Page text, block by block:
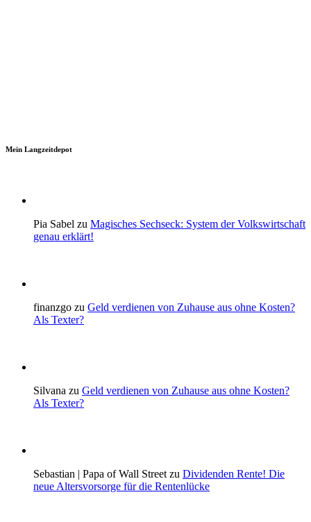
Mein Langzeitdepot
Pia Sabel zu Magisches Sechseck: System der Volkswirtschaft
genau erklärt!
finanzgo zu Geld verdienen von Zuhause aus ohne Kosten?
Als Texter?
Silvana zu Geld verdienen von Zuhause aus ohne Kosten?
Als Texter?
Sebastian | Papa of Wall Street zu Dividenden Rente! Die
neue Altersvorsorge für die Rentenlücke